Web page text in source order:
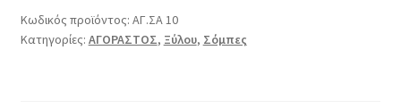
Κωδικός προϊόντος: ΑΓ.ΣΑ 10
Κατηγορίες: ΑΓΟΡΑΣΤΟΣ, Ξύλου, Σόμπες